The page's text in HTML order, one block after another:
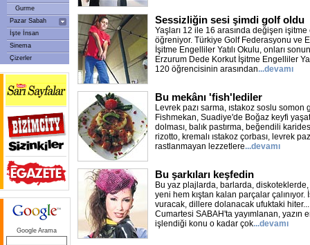
Gurme
Pazar Sabah
İşte İnsan
Sinema
Çizerler
Google Arama
Sessizliğin sesi şimdi golf oldu
Yaşları 12 ile 16 arasında değişen
öğreniyor. Türkiye Golf Federasyonu ve
İşitme Engelliler Yatılı Okulu, onları
Erzurum Dede Korkut İşitme Engelliler
120 öğrencisinin arasından...devamı
Bu mekânı 'fish'lediler
Levrek pazı sarma, ıstakoz soslu somon
Fishmekan, Suadiye'de Boğaz keyfi
dolması, balık pastırma, beğendili
rizotto, kremalı ıstakoz çorbası, levrek
rastlanmayan lezzetlere...devamı
Bu şarkıları keşfedin
Bu yaz plajlarda, barlarda,
yeni hem kıştan kalan parçalar çalınıyor.
vuracak, dillere dolanacak ufuktaki
Cumartesi SABAH'ta yayımlanan, yazın
işlendiği konu o kadar çok...devamı